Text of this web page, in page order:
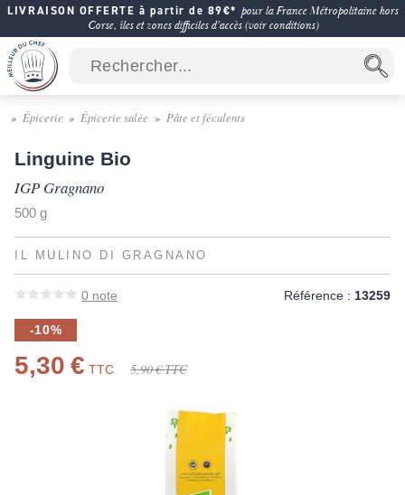
LIVRAISON OFFERTE à partir de 89€* pour la France Métropolitaine hors
Corse, îles et zones difficiles d'accès (voir conditions)
Épicerie Épicerie salée Pâte et féculents
Linguine Bio
IGP Gragnano
500 g
IL MULINO DI GRAGNANO
0 note Référence : 13259
-10%
5,30 € TTC 5,90 €TTC